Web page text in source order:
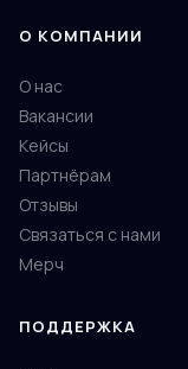
О КОМПАНИИ
О нас
Вакансии
Кейсы
Партнёрам
Отзывы
Связаться с нами
Мерч
ПОДДЕРЖКА